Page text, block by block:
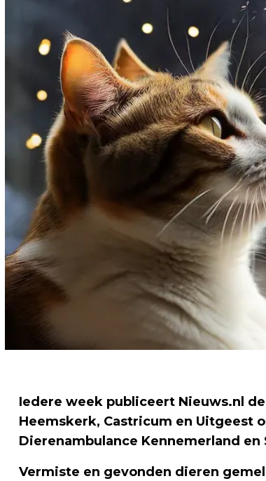
Iedere week publiceert Nieuws.nl
Heemskerk, Castricum en Uitgeest
Dierenambulance Kennemerland
Vermiste en gevonden dieren